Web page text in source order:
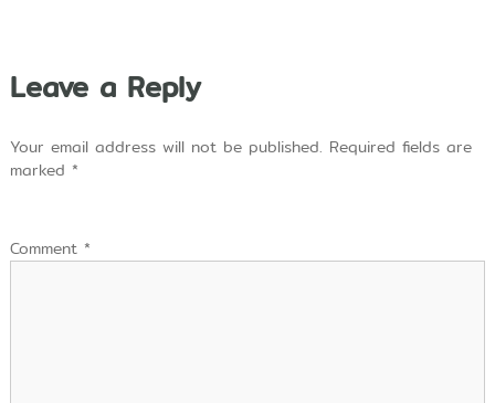
Leave a Reply
Your email address will not be published. Required fields are
marked *
Comment *